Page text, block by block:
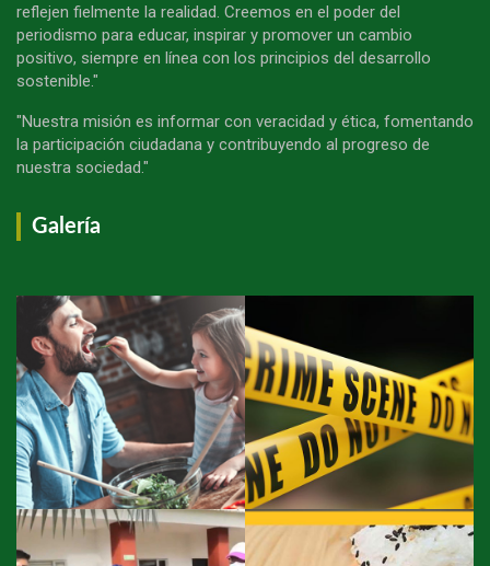
reflejen fielmente la realidad. Creemos en el poder del
periodismo para educar, inspirar y promover un cambio
positivo, siempre en línea con los principios del desarrollo
sostenible."
"Nuestra misión es informar con veracidad y ética, fomentando
la participación ciudadana y contribuyendo al progreso de
nuestra sociedad."
Galería